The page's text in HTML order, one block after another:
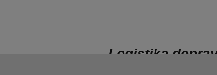
Logistika